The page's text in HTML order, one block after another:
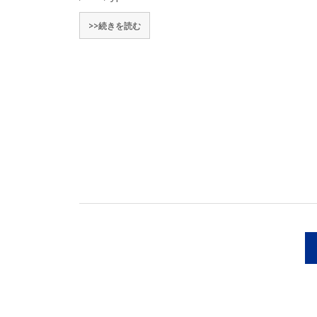
>>続きを読む